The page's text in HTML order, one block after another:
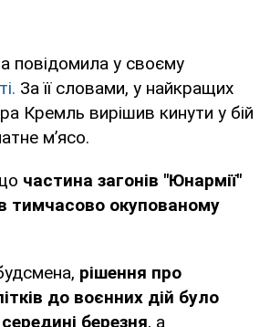
повідомила у своєму
За її словами, у найкращих
Кремль вирішив кинути у бій
м’ясо.
частина загонів "Юнармії"
тимчасово окупованому
рішення про
до воєнних дій було
березня, а